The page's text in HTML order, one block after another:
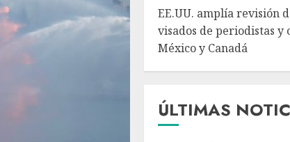
EE.UU. amplía revisión
visados de periodistas y
México y Canadá
ÚLTIMAS
5
1